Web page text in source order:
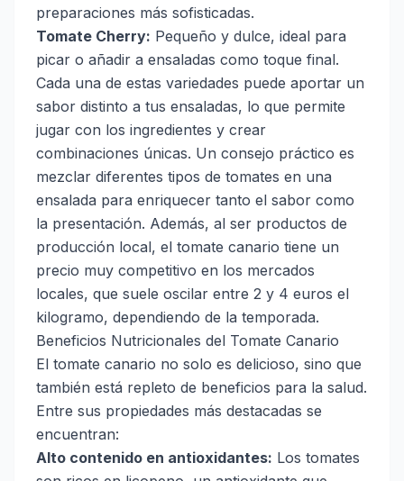
preparaciones más sofisticadas.
Tomate Cherry: Pequeño y dulce, ideal para
picar o añadir a ensaladas como toque final.
Cada una de estas variedades puede aportar un
sabor distinto a tus ensaladas, lo que permite
jugar con los ingredientes y crear
combinaciones únicas. Un consejo práctico es
mezclar diferentes tipos de tomates en una
ensalada para enriquecer tanto el sabor como
la presentación. Además, al ser productos de
producción local, el tomate canario tiene un
precio muy competitivo en los mercados
locales, que suele oscilar entre 2 y 4 euros el
kilogramo, dependiendo de la temporada.
Beneficios Nutricionales del Tomate Canario
El tomate canario no solo es delicioso, sino que
también está repleto de beneficios para la salud.
Entre sus propiedades más destacadas se
encuentran:
Alto contenido en antioxidantes: Los tomates